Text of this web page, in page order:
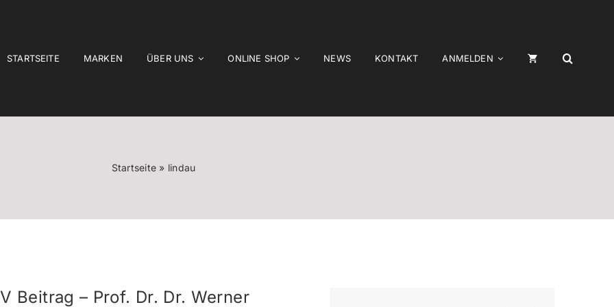
STARTSEITE MARKEN ÜBER UNS ONLINE SHOP NEWS KONTAKT ANMELDEN
Startseite » lindau
Beitrag – Prof. Dr. Dr. Werner